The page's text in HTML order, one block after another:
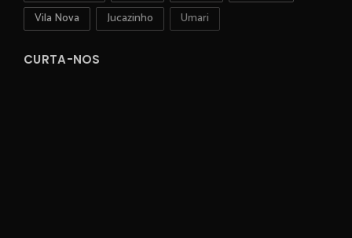
Vila Nova
Jucazinho Umari
CURTA-NOS